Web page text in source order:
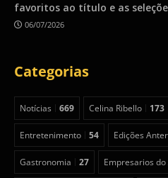
favoritos ao título e as
06/07/2026
Categorias
Notícias 669 Celina Ribello 173
Entretenimento 54 Edições
Gastronomia 27 Empresarios do